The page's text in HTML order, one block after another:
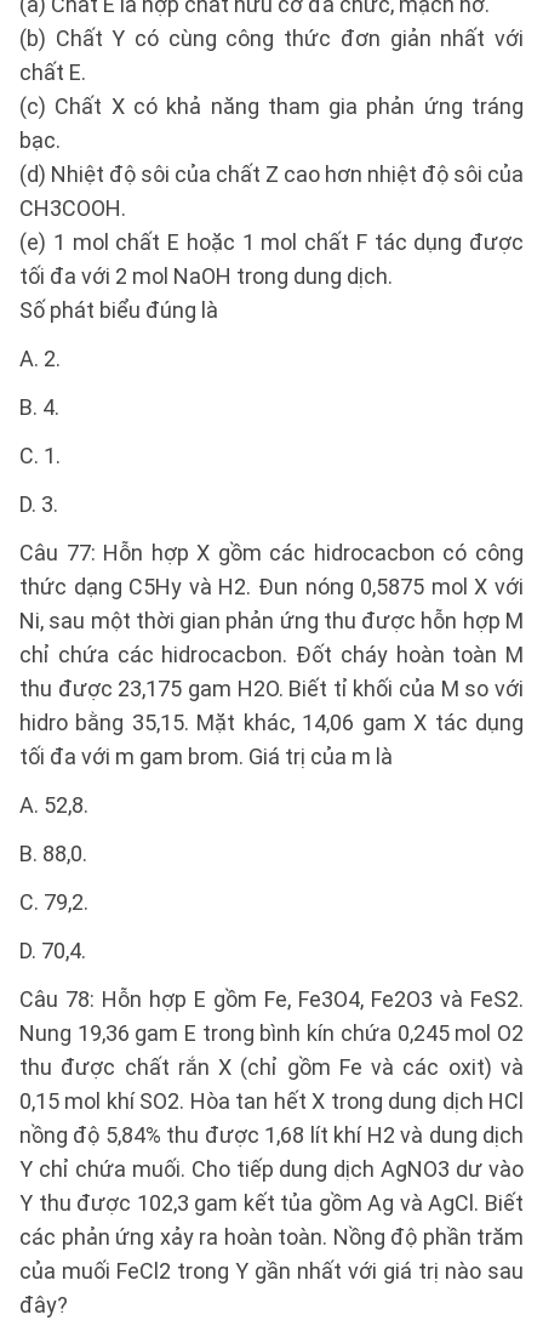
(b) Chất Y có cùng công thức đơn giản nhất với
chất E.
(c) Chất X có khả năng tham gia phản ứng tráng
bạc.
(d) Nhiệt độ sôi của chất Z cao hơn nhiệt độ sôi của
CH3COOH.
(e) 1 mol chất E hoặc 1 mol chất F tác dụng được
tối đa với 2 mol NaOH trong dung dịch.
Số phát biểu đúng là
A. 2.
B. 4.
C. 1.
D. 3.
Câu 77: Hỗn hợp X gồm các hidrocacbon có công
thức dạng C5Hy và H2. Đun nóng 0,5875 mol X với
Ni, sau một thời gian phản ứng thu được hỗn hợp M
chỉ chứa các hidrocacbon. Đốt cháy hoàn toàn M
thu được 23,175 gam H2O. Biết tỉ khối của M so với
hidro bằng 35,15. Mặt khác, 14,06 gam X tác dụng
tối đa với m gam brom. Giá trị của m là
A. 52,8.
B. 88,0.
C. 79,2.
D. 70,4.
Câu 78: Hỗn hợp E gồm Fe, Fe3O4, Fe2O3 và FeS2.
Nung 19,36 gam E trong bình kín chứa 0,245 mol O2
thu được chất rắn X (chỉ gồm Fe và các oxit) và
0,15 mol khí SO2. Hòa tan hết X trong dung dịch HCl
nồng độ 5,84% thu được 1,68 lít khí H2 và dung dịch
Y chỉ chứa muối. Cho tiếp dung dịch AgNO3 dư vào
Y thu được 102,3 gam kết tủa gồm Ag và AgCl. Biết
các phản ứng xảy ra hoàn toàn. Nồng độ phần trăm
của muối FeCl2 trong Y gần nhất với giá trị nào sau
đây?